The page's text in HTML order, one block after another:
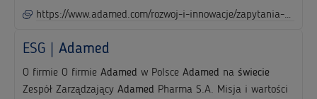
https://www.adamed.com/rozwoj-i-innowacje/zapytania-ofertowe-i-przetargi
ESG | Adamed
O firmie O firmie Adamed w Polsce Adamed na świecie
Zespół Zarządzający Adamed Pharma S.A. Misja i wartości